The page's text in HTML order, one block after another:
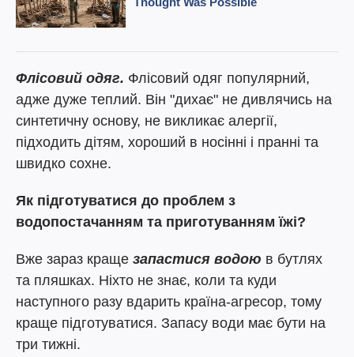
Флісовий одяг. Флісовий одяг популярний,
адже дуже теплий. Він "дихає" не дивлячись на
синтетичну основу, не викликає алергії,
підходить дітям, хороший в носінні і пранні та
швидко сохне.
Як підготуватися до проблем з
водопостачанням та приготуванням їжі?
Вже зараз краще запастися водою в бутлях
та пляшках. Ніхто не знає, коли та куди
наступного разу вдарить країна-агресор, тому
краще підготуватися. Запасу води має бути на
три тижні.